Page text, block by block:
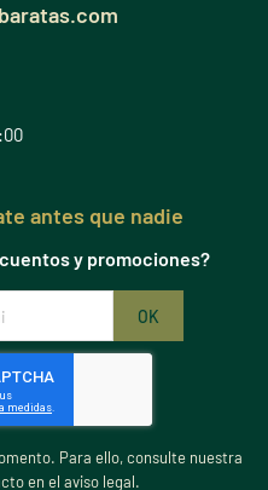
antes que nadie
y promociones?
Para ello, consulte nuestra
en el aviso legal.